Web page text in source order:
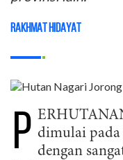
Rakhmat Hidayat
P dimulai pada
dengan